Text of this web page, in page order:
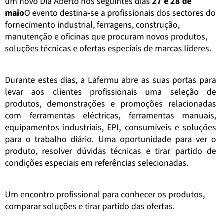
maioO evento destina-se a profissionais dos sectores do
fornecimento industrial, ferragens, construção,
manutenção e oficinas que procuram novos produtos,
soluções técnicas e ofertas especiais de marcas líderes.
Durante estes dias, a Lafermu abre as suas portas para
levar aos clientes profissionais uma seleção de
produtos, demonstrações e promoções relacionadas
com ferramentas eléctricas, ferramentas manuais,
equipamentos industriais, EPI, consumíveis e soluções
para o trabalho diário. Uma oportunidade para ver o
produto, resolver dúvidas técnicas e tirar partido de
condições especiais em referências selecionadas.
Um encontro profissional para conhecer os produtos,
comparar soluções e tirar partido das ofertas.